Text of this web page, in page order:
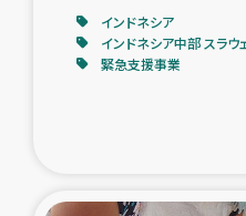
レバノンでのシリア難
インドネシア
インドネシア中部 スラ
緊急支援事業